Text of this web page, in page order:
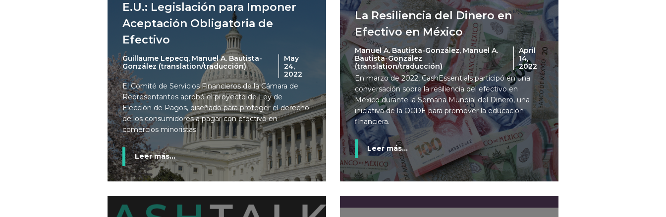
E.U.: Legislación para Imponer
Aceptación Obligatoria de
Efectivo
Guillaume Lepecq, Manuel A. Bautista-
González (translation/traducción)
May
24,
2022
El Comité de Servicios Financieros de la Cámara de
Representantes aprobó el proyecto de Ley de
Elección de Pagos, diseñado para proteger el derecho
de los consumidores a pagar con efectivo en
comercios minoristas.
Leer más...
La Resiliencia del Dinero en
Efectivo en México
Manuel A. Bautista-González, Manuel A.
Bautista-González
(translation/traducción)
April
14,
2022
En marzo de 2022, CashEssentials participó en una
conversación sobre la resiliencia del efectivo en
México durante la Semana Mundial del Dinero, una
iniciativa de la OCDE para promover la educación
financiera.
Leer más...